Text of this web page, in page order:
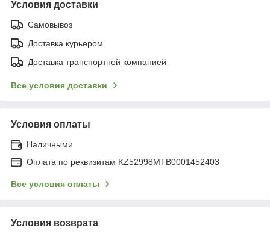
Условия доставки
Самовывоз
Доставка курьером
Доставка транспортной компанией
Все условия доставки
Условия оплаты
Наличными
Оплата по реквизитам KZ52998MTB0001452403
Все условия оплаты
Условия возврата